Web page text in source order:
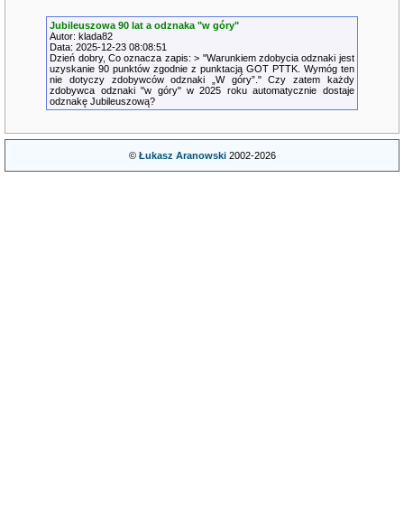
Jubileuszowa 90 lat a odznaka "w góry"
Autor: klada82
Data: 2025-12-23 08:08:51
Dzień dobry, Co oznacza zapis: > "Warunkiem zdobycia odznaki jest
uzyskanie 90 punktów zgodnie z punktacją GOT PTTK. Wymóg ten
nie dotyczy zdobywców odznaki „W góry”." Czy zatem każdy
zdobywca odznaki "w góry" w 2025 roku automatycznie dostaje
odznakę Jubileuszową?
© Łukasz Aranowski2002-2026